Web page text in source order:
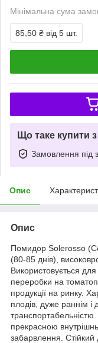
Мінімальна сума
85,50 ₴ від 5 шт.
Що таке купити
Замовлення під
Опис
Опис
Помидор Solerosso
(80-85 днів),
Використовується для
переробки на
продукції на ринку.
плодів, дуже раннім
прекрасною
забарвлення.